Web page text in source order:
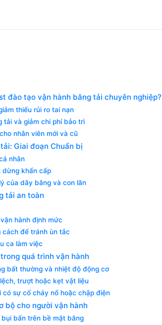
đào tạo vận hành băng tải chuyên nghiệp?
thiểu rủi ro tai nạn
tải và giảm chi phí bảo trì
nhân viên mới và cũ
Giai đoạn Chuẩn bị
nhân
dừng khẩn cấp
của dây băng và con lăn
tải an toàn
hành định mức
cách để tránh ùn tắc
ca làm việc
quá trình vận hành
bất thường và nhiệt độ động cơ
trượt hoặc kẹt vật liệu
có sự cố cháy nổ hoặc chập điện
bộ cho người vận hành
bẩn trên bề mặt băng